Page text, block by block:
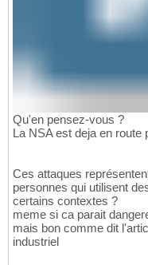
Qu'en pensez-vous ?
La NSA est deja en route
Ces attaques
personnes qui utilisent
certains contextes ?
meme si ca parait
mais bon comme dit
industriel